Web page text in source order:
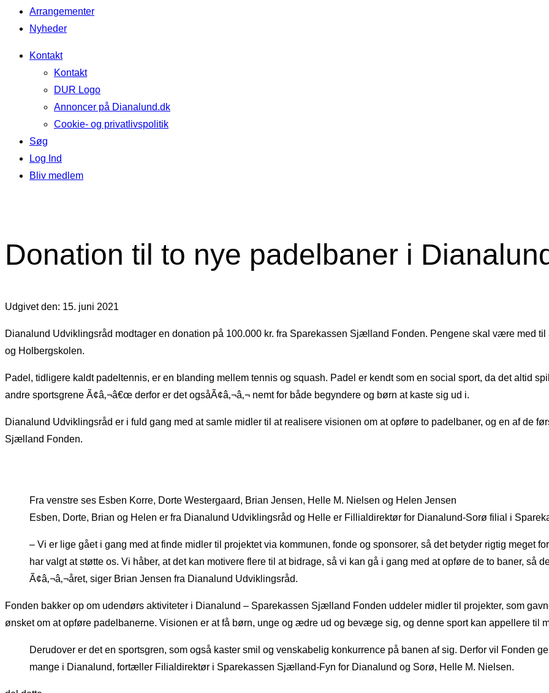
Arrangementer
Nyheder
Kontakt
Kontakt
DUR Logo
Annoncer på Dianalund.dk
Cookie- og privatlivspolitik
Søg
Log Ind
Bliv medlem
Donation til to nye padelbaner i
Udgivet den: 15. juni 2021
Dianalund Udviklingsråd modtager en donation på 100.000 kr. fra Sparekassen Sjælland Fonden. Pengene skal være med
og Holbergskolen.
Padel, tidligere kaldt padeltennis, er en blanding mellem tennis og squash. Padel er kendt som en social sport, da det altid
andre sportsgrene Ã¢â‚¬â€œ derfor er det ogsåÃ¢â‚¬â‚¬ nemt for både begyndere og børn at kaste sig ud i.
Dianalund Udviklingsråd er i fuld gang med at samle midler til at realisere visionen om at opføre to padelbaner, og en af de
Sjælland Fonden.
Fra venstre ses Esben Korre, Dorte Westergaard, Brian Jensen, Helle M. Nielsen og Helen Jensen
Esben, Dorte, Brian og Helen er fra Dianalund Udviklingsråd og Helle er Fillialdirektør for Dianalund-Sorø filial i
– Vi er lige gået i gang med at finde midler til projektet via kommunen, fonde og sponsorer, så det betyder rigtig meget
har valgt at støtte os. Vi håber, at det kan motivere flere til at bidrage, så vi kan gå i gang med at opføre de to baner, så
Ã¢â‚¬â‚¬året, siger Brian Jensen fra Dianalund Udviklingsråd.
Fonden bakker op om udendørs aktiviteter i Dianalund – Sparekassen Sjælland Fonden uddeler midler til projekter, som
ønsket om at opføre padelbanerne. Visionen er at få børn, unge og ædre ud og bevæge sig, og denne sport kan appellere til
Derudover er det en sportsgren, som også kaster smil og venskabelig konkurrence på banen af sig. Derfor vil Fonden
mange i Dianalund, fortæller Filialdirektør i Sparekassen Sjælland-Fyn for Dianalund og Sorø, Helle M. Nielsen.